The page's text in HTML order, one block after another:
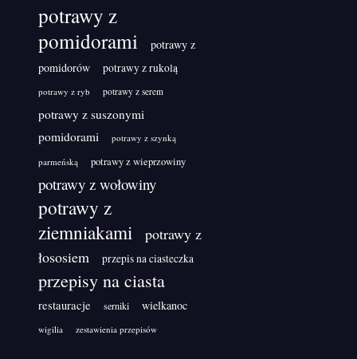
potrawy z
pomidorami
potrawy z
pomidorów
potrawy z rukolą
potrawy z ryb potrawy z serem
potrawy z suszonymi
pomidorami
potrawy z szynką
parmeńską
potrawy z wieprzowiny
potrawy z wołowiny
potrawy z
ziemniakami
potrawy z
łososiem
przepis na ciasteczka
przepisy na ciasta
restauracje serniki wielkanoc
wigilia zestawienia przepisów